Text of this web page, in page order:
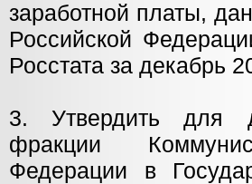
заработной платы,
Российской
Росстата за декабрь
3. Утвердить для
фракции
Федерации в